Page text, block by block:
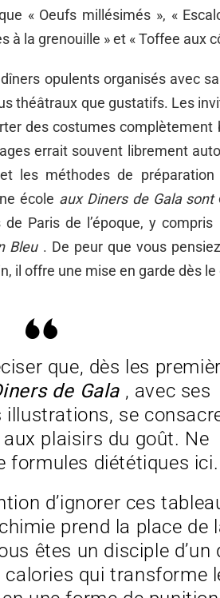
« Oeufs millésimés », «
à la grenouille » et « Toffee aux
opulents organisés avec
théâtraux que gustatifs. Les
des costumes complètement
errait souvent librement
les méthodes de préparation
école aux Diners de Gala sont
Paris de l’époque, y compris
Bleu. De peur que vous
il offre une mise en garde dès le
que, dès les
de Gala , avec ses
illustrations, se
plaisirs du goût. Ne
formules diététiques ici.
d’ignorer ces
prend la place de
êtes un disciple d’un
qui transforme